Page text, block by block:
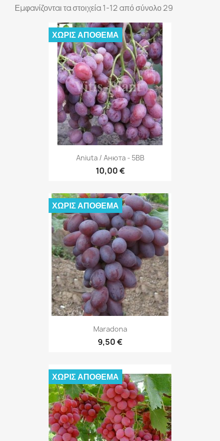
Εμφανίζονται τα στοιχεία 1-12 από σύνολο 29
Aniuta / Анюта - 5BB
10,00 €
ΧΩΡΊΣ ΑΠΌΘΕΜΑ
Maradona
9,50 €
ΧΩΡΊΣ ΑΠΌΘΕΜΑ
ΧΩΡΊΣ ΑΠΌΘΕΜΑ